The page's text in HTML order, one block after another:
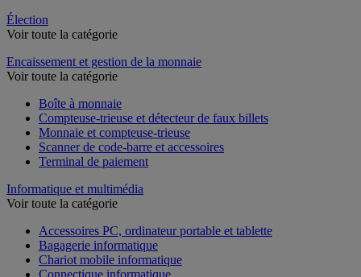
Élection
Voir toute la catégorie
Encaissement et gestion de la monnaie
Voir toute la catégorie
Boîte à monnaie
Compteuse-trieuse et détecteur de faux billets
Monnaie et compteuse-trieuse
Scanner de code-barre et accessoires
Terminal de paiement
Informatique et multimédia
Voir toute la catégorie
Accessoires PC, ordinateur portable et tablette
Bagagerie informatique
Chariot mobile informatique
Connectique informatique